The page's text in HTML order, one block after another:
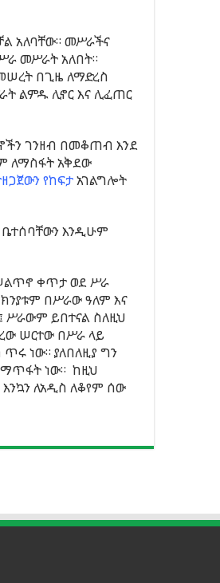
አለባቸው። መሥራችና
መሥራት አለበት።
በጊዜ ለማድረስ
ልምዱ ሊኖር እና ሊፈጠር
ገንዘብ በመቆጠብ እንደ
ለማስፋት አቅደው
የከፍታአገልግሎት
እንዲሁም
ቀጥታ ወደ ሥራ
በሥራው ዓለም እና
ሥራውም ይበተናል ስለዚህ
ሠርተው በሥራ ላይ
ነው። ያለበለዚያ ግን
ነው። ከዚህ
ለአዲስ ለቆየም ሰው